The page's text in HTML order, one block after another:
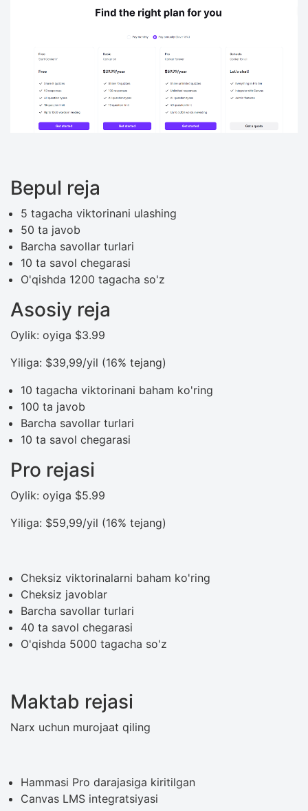
Bepul reja
5 tagacha viktorinani ulashing
50 ta javob
Barcha savollar turlari
10 ta savol chegarasi
O'qishda 1200 tagacha so'z
Asosiy reja
Oylik: oyiga $3.99
Yiliga: $39,99/yil (16% tejang)
10 tagacha viktorinani baham ko'ring
100 ta javob
Barcha savollar turlari
10 ta savol chegarasi
Pro rejasi
Oylik: oyiga $5.99
Yiliga: $59,99/yil (16% tejang)
Cheksiz viktorinalarni baham ko'ring
Cheksiz javoblar
Barcha savollar turlari
40 ta savol chegarasi
O'qishda 5000 tagacha so'z
Maktab rejasi
Narx uchun murojaat qiling
Hammasi Pro darajasiga kiritilgan
Canvas LMS integratsiyasi